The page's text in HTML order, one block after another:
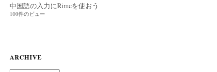
中国語の入力にRimeを使おう
100件のビュー
ARCHIVE